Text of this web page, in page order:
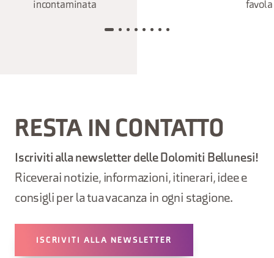
incontaminata
favola
RESTA IN CONTATTO
Iscriviti alla newsletter delle Dolomiti Bellunesi!
Riceverai notizie, informazioni, itinerari, idee e
consigli per la tua vacanza in ogni stagione.
ISCRIVITI ALLA NEWSLETTER